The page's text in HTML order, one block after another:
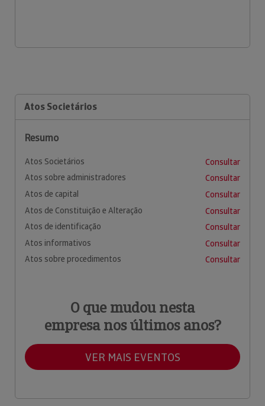
Atos Societários
Resumo
Atos Societários
Consultar
Atos sobre administradores
Consultar
Atos de capital
Consultar
Atos de Constituição e Alteração
Consultar
Atos de identificação
Consultar
Atos informativos
Consultar
Atos sobre procedimentos
Consultar
O que mudou nesta
empresa nos últimos anos?
VER MAIS EVENTOS